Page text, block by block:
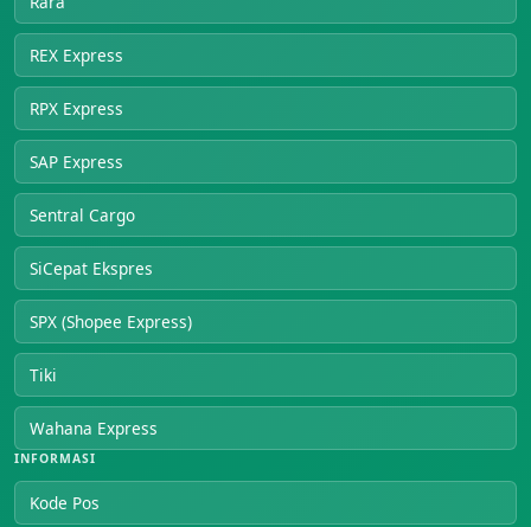
REX Express
RPX Express
SAP Express
Sentral Cargo
SiCepat Ekspres
SPX (Shopee Express)
Tiki
Wahana Express
INFORMASI
Kode Pos